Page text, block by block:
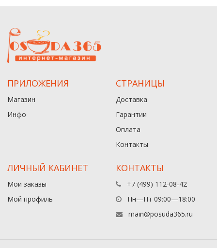
ПРИЛОЖЕНИЯ
Магазин
Инфо
СТРАНИЦЫ
Доставка
Гарантии
Оплата
Контакты
ЛИЧНЫЙ КАБИНЕТ
Мои заказы
Мой профиль
КОНТАКТЫ
+7 (499) 112-08-42
Пн—Пт 09:00—18:00
main@posuda365.ru